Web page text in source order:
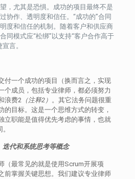
，尤其是恐惧。成功的项目最终不是
协作、透明度和信任。“成功的”合同
度和信任的机制。随着客户和供应商
同模式应“松绑”以支持“客户合作高于
言。
付一个成功的项目（换而言之，实现
个成员，包括专业律师，都必须努力
浪费2（注释2） 。其它法务问题很重
的目标。这是一个思维方式的转变，
立职能是值得优先考虑的事情，也就
代和系统思考等概念
（最常见的就是使用Scrum开展项
前掌握关键思想。我们建议专业律师